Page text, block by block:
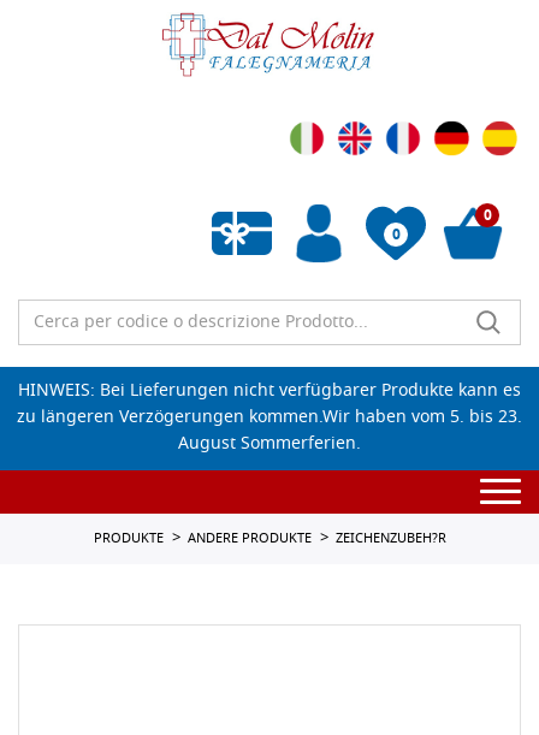
0
Wunschliste leeren
0
HINWEIS: Bei Lieferungen nicht verfügbarer Produkte kann es
zu längeren Verzögerungen kommen.Wir haben vom 5. bis 23.
August Sommerferien.
PRODUKTE ANDERE PRODUKTE ZEICHENZUBEH?R